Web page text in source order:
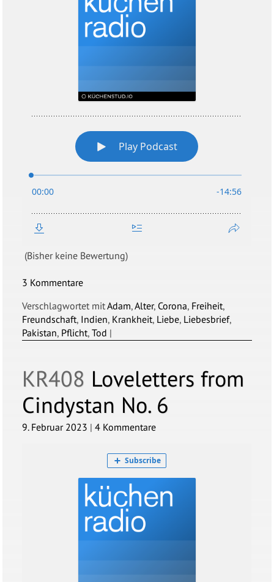
(Bisher keine Bewertung)
3 Kommentare
Verschlagwortet mitAdam,Alter, Corona, Freiheit,
Freundschaft, Indien, Krankheit, Liebe, Liebesbrief,
Pakistan, Pflicht,Tod |
KR408 Loveletters from
Cindystan No. 6
9. Februar 2023 |4 Kommentare